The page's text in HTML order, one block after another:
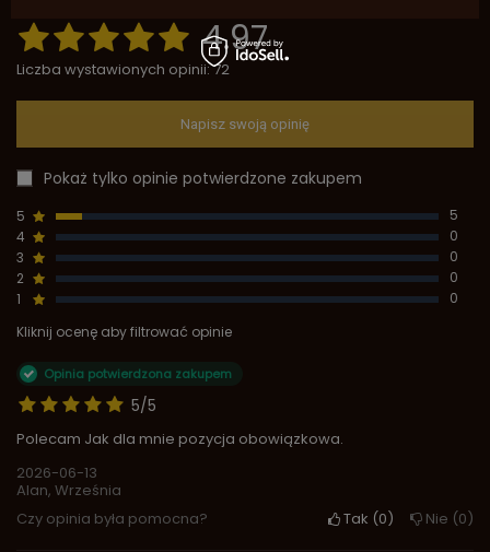
4.97
Liczba wystawionych opinii: 72
Napisz swoją opinię
Pokaż tylko opinie potwierdzone zakupem
5
5
4
0
3
0
2
0
1
0
Kliknij ocenę aby filtrować opinie
5/5
Opinia potwierdzona zakupem
Polecam Jak dla mnie pozycja obowiązkowa.
2026-06-13
Alan, Września
Czy opinia była pomocna?
Tak 0 Nie 0